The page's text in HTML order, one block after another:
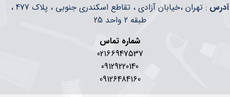
​​آدرس
: تهران ،خیابان آزادی ، تقاطع اسکندری جنوبی ، پلاک 477 ،
طبقه 2 واحد 25
شماره تماس
02166947537
09129220140
09126484160